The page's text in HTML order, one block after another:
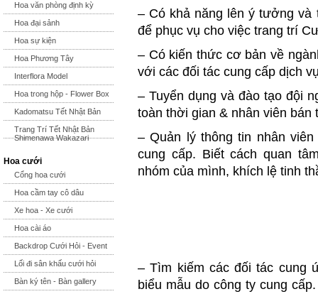
Hoa văn phòng định kỳ
Hoa đại sảnh
Hoa sự kiện
Hoa Phương Tây
Interflora Model
Hoa trong hộp - Flower Box
Kadomatsu Tết Nhật Bản
Trang Trí Tết Nhật Bản
Shimenawa Wakazari
Hoa cưới
Cổng hoa cưới
Hoa cầm tay cô dâu
Xe hoa - Xe cưới
Hoa cài áo
Backdrop Cưới Hỏi - Event
Lối đi sân khấu cưới hỏi
Bàn ký tên - Bàn gallery
– Có khả năng lên ý tưởng và
để phục vụ cho việc trang trí
– Có kiến thức cơ bản về
với các đối tác cung cấp dịch
– Tuyển dụng và đào tạo đội
toàn thời gian & nhân viên bán
– Quản lý thông tin nhân
cung cấp. Biết cách quan
nhóm của mình, khích lệ tinh
– Tìm kiếm các đối tác cung
biểu mẫu do công ty cung